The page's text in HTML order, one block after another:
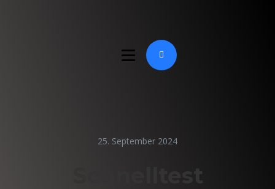
25. September 2024